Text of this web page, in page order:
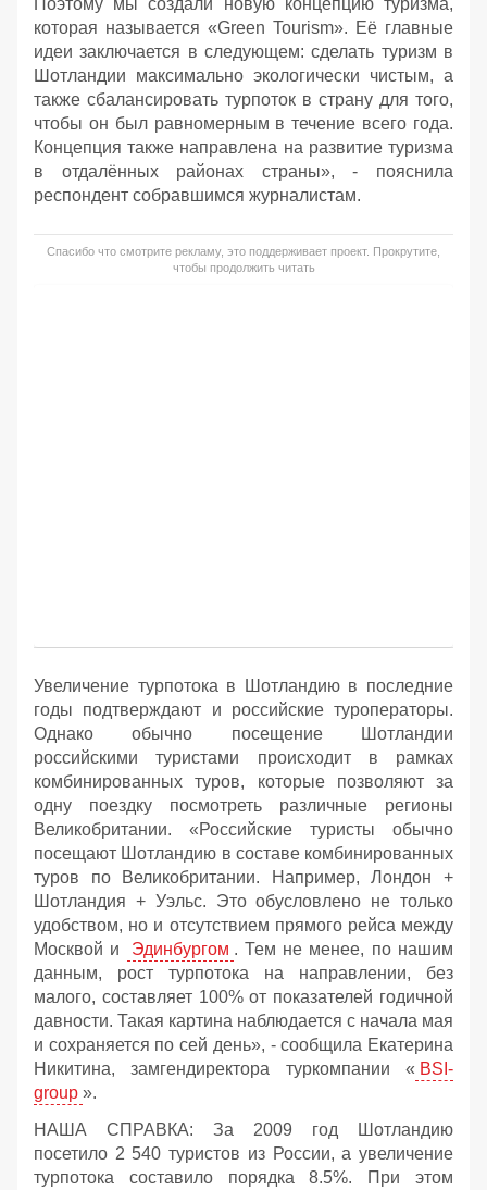
которая называется «Green Tourism». Её главные
идеи заключается в следующем: сделать туризм в
Шотландии максимально экологически чистым, а
также сбалансировать турпоток в страну для того,
чтобы он был равномерным в течение всего года.
Концепция также направлена на развитие туризма
в отдалённых районах страны», - пояснила
респондент собравшимся журналистам.
Спасибо что смотрите рекламу, это поддерживает проект. Прокрутите,
чтобы продолжить читать
Увеличение турпотока в Шотландию в последние
годы подтверждают и российские туроператоры.
Однако обычно посещение Шотландии
российскими туристами происходит в рамках
комбинированных туров, которые позволяют за
одну поездку посмотреть различные регионы
Великобритании. «Российские туристы обычно
посещают Шотландию в составе комбинированных
туров по Великобритании. Например, Лондон +
Шотландия + Уэльс. Это обусловлено не только
удобством, но и отсутствием прямого рейса между
Москвой и
Эдинбургом . Тем не менее, по нашим
данным, рост турпотока на направлении, без
малого, составляет 100% от показателей годичной
давности. Такая картина наблюдается с начала мая
и сохраняется по сей день», - сообщила Екатерина
Никитина, замгендиректора туркомпании « BSI-
group ».
НАША СПРАВКА: За 2009 год Шотландию
посетило 2 540 туристов из России, а увеличение
турпотока составило порядка 8.5%. При этом